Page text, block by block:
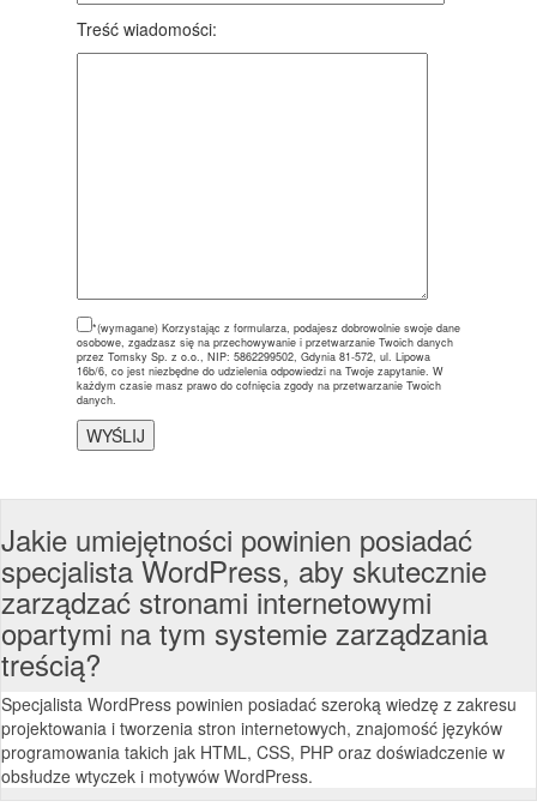
Treść wiadomości:
*(wymagane) Korzystając z formularza, podajesz dobrowolnie swoje dane
osobowe, zgadzasz się na przechowywanie i przetwarzanie Twoich danych
przez Tomsky Sp. z o.o., NIP: 5862299502, Gdynia 81-572, ul. Lipowa
16b/6, co jest niezbędne do udzielenia odpowiedzi na Twoje zapytanie. W
każdym czasie masz prawo do cofnięcia zgody na przetwarzanie Twoich
danych.
Jakie umiejętności powinien posiadać
specjalista WordPress, aby skutecznie
zarządzać stronami internetowymi
opartymi na tym systemie zarządzania
treścią?
Specjalista WordPress powinien posiadać szeroką wiedzę z zakresu
projektowania i tworzenia stron internetowych, znajomość języków
programowania takich jak HTML, CSS, PHP oraz doświadczenie w
obsłudze wtyczek i motywów WordPress.